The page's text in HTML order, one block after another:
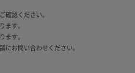
認ください。
す。
す。
お問い合わせください。